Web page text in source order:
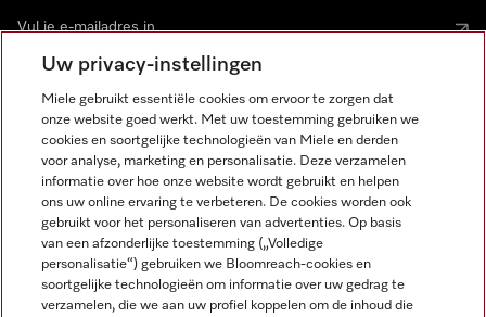
Miele op Instagram
Miele op Facebook
Miele op Youtube
Uw privacy-instellingen
Miele gebruikt essentiële cookies om ervoor te zorgen dat
onze website goed werkt. Met uw toestemming gebruiken we
cookies en soortgelijke technologieën van Miele en derden
voor analyse, marketing en personalisatie. Deze verzamelen
informatie over hoe onze website wordt gebruikt en helpen
ons uw online ervaring te verbeteren. De cookies worden ook
gebruikt voor het personaliseren van advertenties. Op basis
van een afzonderlijke toestemming („Volledige
personalisatie“) gebruiken we Bloomreach-cookies en
soortgelijke technologieën om informatie over uw gedrag te
verzamelen, die we aan uw profiel koppelen om de inhoud die